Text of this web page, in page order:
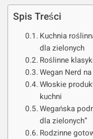
Spis Treści
Kuchnia
dla zielonych
Roślinne
Wegan Nerd
Włoskie
kuchni
Wegańska
dla zielonych”
Rodzinne